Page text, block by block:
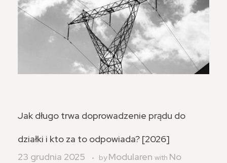
Jak długo trwa doprowadzenie prądu do
działki i kto za to odpowiada? [2026]
23 grudnia 2025
by Modularen with No